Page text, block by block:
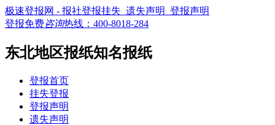
极速登报网 - 报社登报挂失_遗失声明_登报声明
登报免费咨询热线： 400-8018-284
东北地区报纸知名报纸
登报首页
挂失登报
登报声明
遗失声明